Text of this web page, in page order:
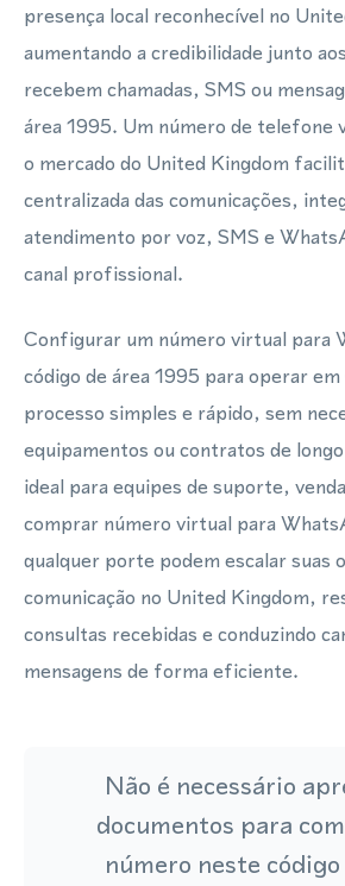
presença local reconhecível no
aumentando a credibilidade junto
recebem chamadas, SMS ou
área 1995. Um número de telefone
o mercado do United Kingdom
centralizada das comunicações,
atendimento por voz, SMS e
canal profissional.
Configurar um número virtual para
código de área 1995 para operar
processo simples e rápido, sem
equipamentos ou contratos de
ideal para equipes de suporte,
comprar número virtual para
qualquer porte podem escalar suas
comunicação no United Kingdom,
consultas recebidas e conduzindo
mensagens de forma eficiente.
Não é necessário
documentos para
número neste